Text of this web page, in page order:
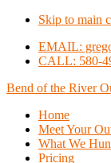
Skip to main
EMAIL:
CALL: 580-
Bend of the River
Home
Meet Your
What We
Pricing